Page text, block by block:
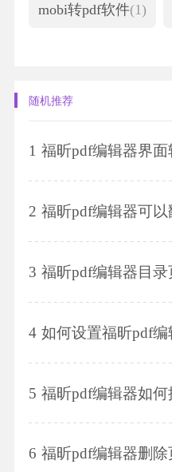
mobi转pdf软件(1)
随机推荐
1
2
3
4
5
6